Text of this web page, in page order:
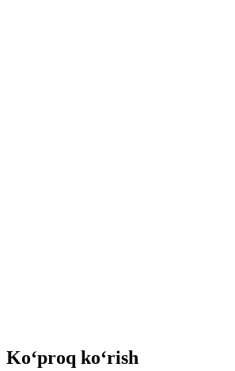
Ko‘proq ko‘rish